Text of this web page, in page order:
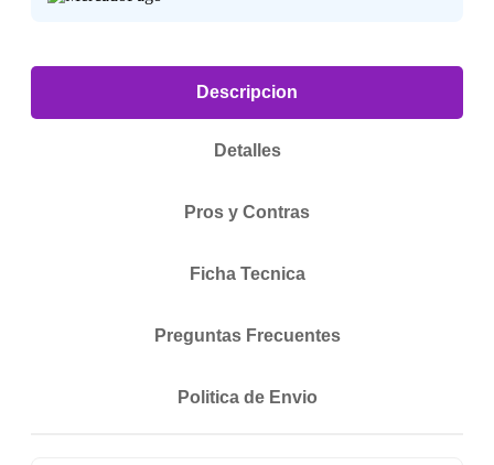
Descripcion
Detalles
Pros y Contras
Ficha Tecnica
Preguntas Frecuentes
Politica de Envio